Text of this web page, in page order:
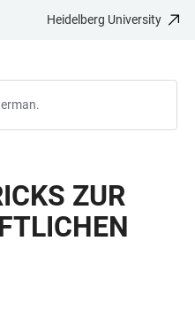
Heidelberg University
ZUR